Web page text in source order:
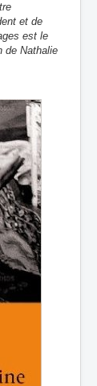
et de
est le
de Nathalie